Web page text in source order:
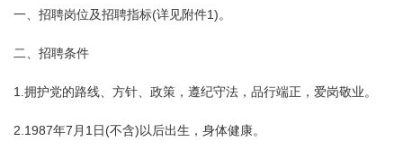
一、招聘岗位及招聘指标(详见附件1)。
二、招聘条件
1.拥护党的路线、方针、政策，遵纪守法，品行端正，爱岗敬业。
2.1987年7月1日(不含)以后出生，身体健康。